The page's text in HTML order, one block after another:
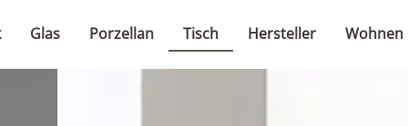
Glas Porzellan Tisch Hersteller Wohnen